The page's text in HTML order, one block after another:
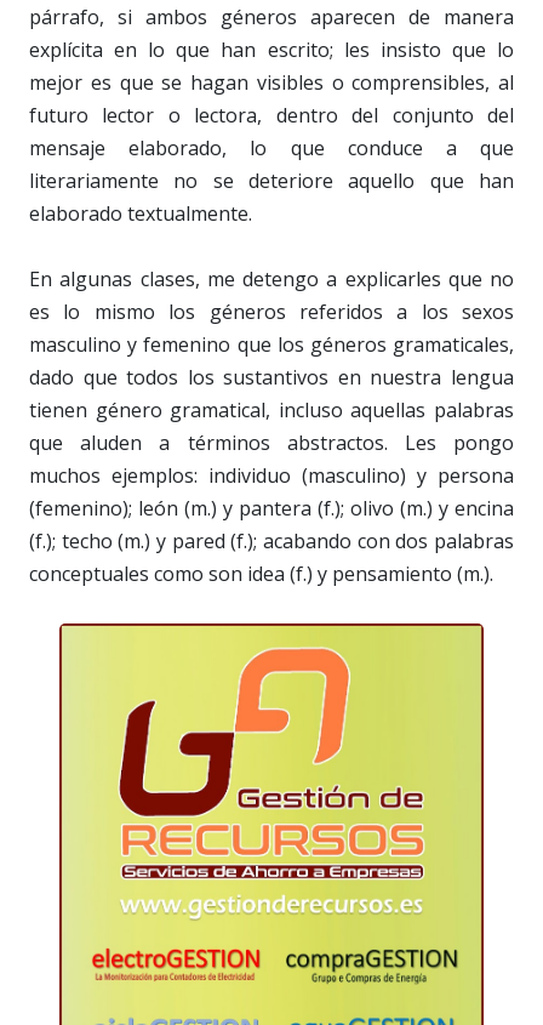
párrafo, si ambos géneros aparecen de manera
explícita en lo que han escrito; les insisto que lo
mejor es que se hagan visibles o comprensibles, al
futuro lector o lectora, dentro del conjunto del
mensaje elaborado, lo que conduce a que
literariamente no se deteriore aquello que han
elaborado textualmente.
En algunas clases, me detengo a explicarles que no
es lo mismo los géneros referidos a los sexos
masculino y femenino que los géneros gramaticales,
dado que todos los sustantivos en nuestra lengua
tienen género gramatical, incluso aquellas palabras
que aluden a términos abstractos. Les pongo
muchos ejemplos: individuo (masculino) y persona
(femenino); león (m.) y pantera (f.); olivo (m.) y encina
(f.); techo (m.) y pared (f.); acabando con dos palabras
conceptuales como son idea (f.) y pensamiento (m.).